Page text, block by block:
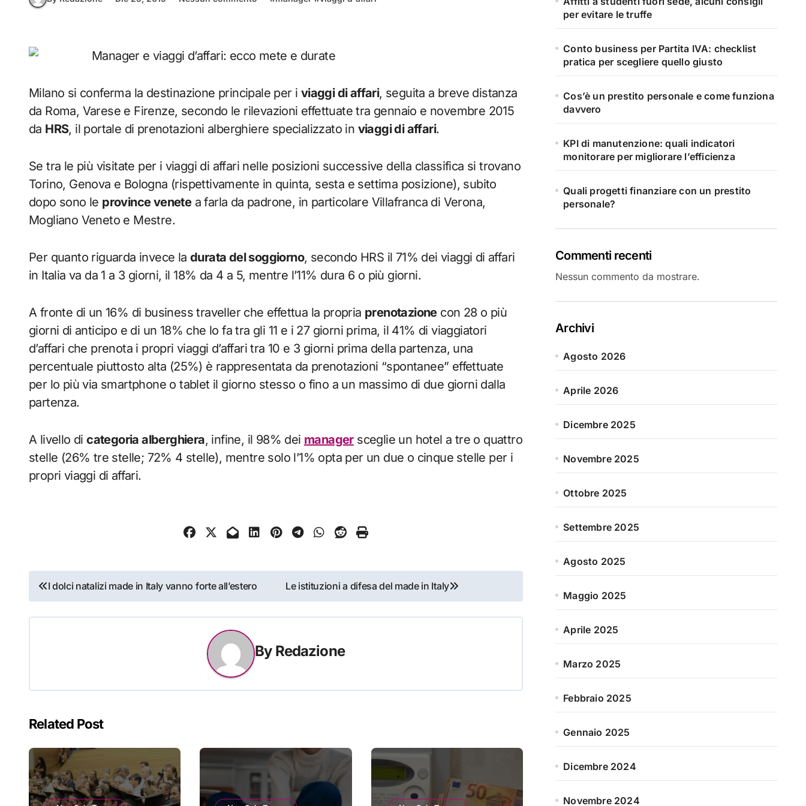
Milano si conferma la destinazione principale per i viaggi di affari, seguita a breve distanza
da Roma, Varese e Firenze, secondo le rilevazioni effettuate tra gennaio e novembre 2015
da HRS, il portale di prenotazioni alberghiere specializzato in viaggi di affari.
Se tra le più visitate per i viaggi di affari nelle posizioni successive della classifica si trovano
Torino, Genova e Bologna (rispettivamente in quinta, sesta e settima posizione), subito
dopo sono le province venetea farla da padrone, in particolare Villafranca di Verona,
Mogliano Veneto e Mestre.
Per quanto riguarda invece la durata del soggiorno, secondo HRS il 71% dei viaggi di affari
in Italia va da 1 a 3 giorni, il 18% da 4 a 5, mentre l’11% dura 6 o più giorni.
A fronte di un 16% di business traveller che effettua la propria prenotazionecon 28 o più
giorni di anticipo e di un 18% che lo fa tra gli 11 e i 27 giorni prima, il 41% di viaggiatori
d’affari che prenota i propri viaggi d’affari tra 10 e 3 giorni prima della partenza, una
percentuale piuttosto alta (25%) è rappresentata da prenotazioni “spontanee” effettuate
per lo più via smartphone o tablet il giorno stesso o fino a un massimo di due giorni dalla
partenza.
A livello dicategoria alberghiera, infine, il 98% dei managersceglie un hotel a tre o quattro
stelle (26% tre stelle; 72% 4 stelle), mentre solo l’1% opta per un due o cinque stelle per i
propri viaggi di affari.
Navigazione
articoli
I dolci natalizi made in Italy vanno forte all’estero Le istituzioni a difesa del made in Italy
By Redazione
Related Post
per evitare le truffe
Conto business per Partita IVA: checklist
pratica per scegliere quello giusto
Cos’è un prestito personale e come funziona
davvero
KPI di manutenzione: quali indicatori
monitorare per migliorare l’efficienza
Quali progetti finanziare con un prestito
personale?
Commenti recenti
Nessun commento da mostrare.
Archivi
Agosto 2026
Aprile 2026
Dicembre 2025
Novembre 2025
Ottobre 2025
Settembre 2025
Agosto 2025
Maggio 2025
Aprile 2025
Marzo 2025
Febbraio 2025
Gennaio 2025
Dicembre 2024
Novembre 2024